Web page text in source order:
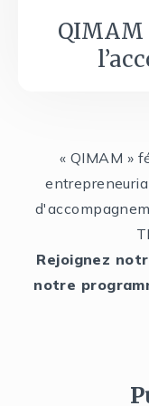
QIMAM
« QIMAM »
Rejoignez
notre